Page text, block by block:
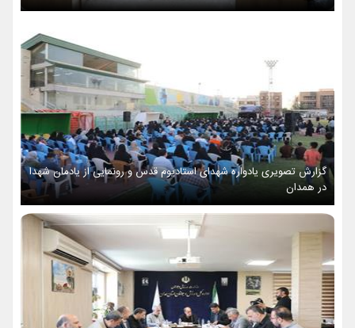
گزارش تصویری یادواره شهدای استادیوم قدس و رونمایی از یادمان شهدا
در همدان